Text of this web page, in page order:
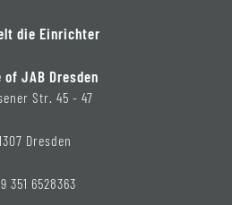
die Einrichter
of JAB Dresden
Str. 45 - 47
Dresden
351 6528363